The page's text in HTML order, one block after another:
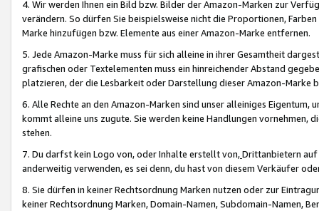
4. Wir werden Ihnen ein Bild bzw. Bilder der Amazon-Marken zur
verändern. So dürfen Sie beispielsweise nicht die Proportionen,
Marke hinzufügen bzw. Elemente aus einer Amazon-Marke entfernen.
5. Jede Amazon-Marke muss für sich alleine in ihrer Gesamtheit
grafischen oder Textelementen muss ein hinreichender Abstand
platzieren, der die Lesbarkeit oder Darstellung dieser Amazon-Marke
6. Alle Rechte an den Amazon-Marken sind unser alleiniges
kommt alleine uns zugute. Sie werden keine Handlungen vornehmen,
stehen.
7. Du darfst kein Logo von, oder Inhalte erstellt von,Drittanbietern auf
anderweitig verwenden, es sei denn, du hast von diesem Verkäufer
8. Sie dürfen in keiner Rechtsordnung Marken nutzen oder zur
keiner Rechtsordnung Marken, Domain-Namen, Subdomain-Namen,